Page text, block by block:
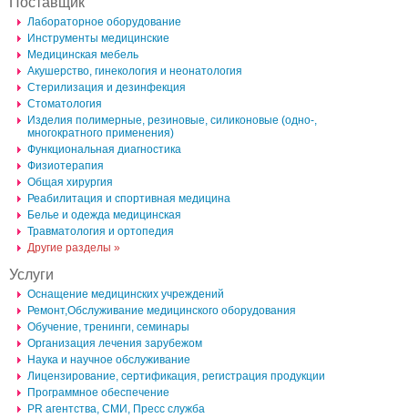
Лабораторное оборудование
Инструменты медицинские
Медицинская мебель
Акушерство, гинекология и неонатология
Стерилизация и дезинфекция
Стоматология
Изделия полимерные, резиновые, силиконовые (одно-,
многократного применения)
Функциональная диагностика
Физиотерапия
Общая хирургия
Реабилитация и спортивная медицина
Белье и одежда медицинская
Травматология и ортопедия
Другие разделы »
Услуги
Оснащение медицинских учреждений
Ремонт,Обслуживание медицинского оборудования
Обучение, тренинги, семинары
Организация лечения зарубежом
Наука и научное обслуживание
Лицензирование, сертификация, регистрация продукции
Программное обеспечение
PR агентства, СМИ, Пресс служба